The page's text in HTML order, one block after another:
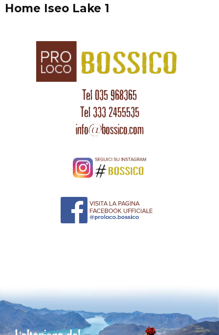
articoli
Home Iseo Lake 1
Tel 035 968365
Tel 333 2455535
info@bossico.com